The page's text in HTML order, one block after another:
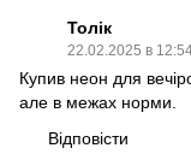
Толік
22.02.2025 в
Купив неон для
але в межах норми.
Відповісти